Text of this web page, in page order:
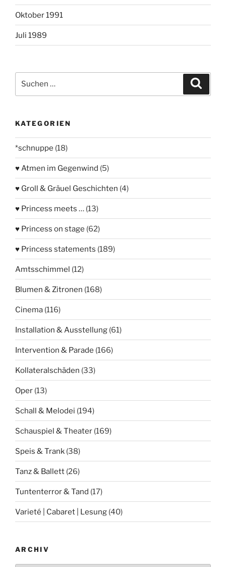
Oktober 1991
Juli 1989
nach:
KATEGORIEN
*schnuppe (18)
♥ Atmen im Gegenwind (5)
♥ Groll & Gräuel Geschichten (4)
♥ Princess meets … (13)
♥ Princess on stage (62)
♥ Princess statements (189)
Amtsschimmel (12)
Blumen & Zitronen (168)
Cinema (116)
Installation & Ausstellung (61)
Intervention & Parade (166)
Kollateralschäden (33)
Oper (13)
Schall & Melodei (194)
Schauspiel & Theater (169)
Speis & Trank (38)
Tanz & Ballett (26)
Tuntenterror & Tand (17)
Varieté | Cabaret | Lesung (40)
ARCHIV